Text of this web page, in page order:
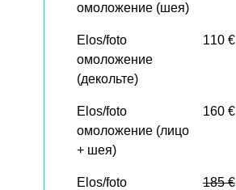
омоложение (шея)
Elos/foto
омоложение
(декольте)
110 €
Elos/foto
омоложение (лицо
+ шея)
160 €
Elos/foto
185 €